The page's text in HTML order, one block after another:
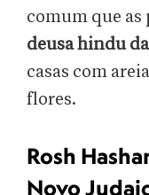
comum que as
deusa hindu
casas com
flores.
Rosh
Novo